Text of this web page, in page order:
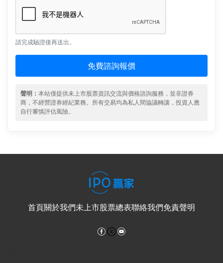
請完成驗證後再送出。
免費諮詢報價
聲明： 本站僅提供未上市股票資訊交流與價格諮詢服務，並非證券
商，不經營證券經紀業務。所有交易均為私人間協議轉讓，投資人應
自行審慎評估風險。
首頁關於我們未上市股票總表聯絡我們免責聲明
Facebook